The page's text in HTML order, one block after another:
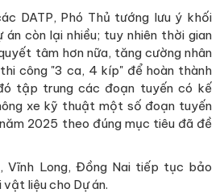
DATP, Phó Thủ tướng lưu ý khối
còn lại nhiều; tuy nhiên thời gian
tâm hơn nữa, tăng cường nhân
công "3 ca, 4 kíp" để hoàn thành
tập trung các đoạn tuyến có kế
xe kỹ thuật một số đoạn tuyến
2025 theo đúng mục tiêu đã đề
Vĩnh Long, Đồng Nai tiếp tục bảo
liệu cho Dự án.